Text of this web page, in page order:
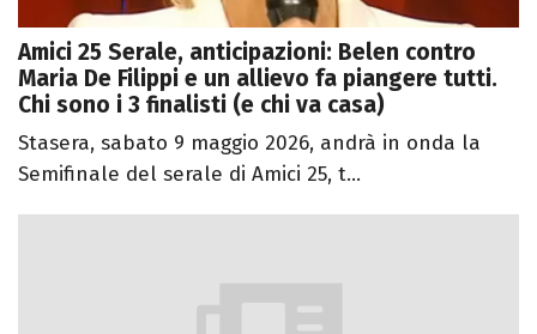
Amici 25 Serale, anticipazioni: Belen contro
Maria De Filippi e un allievo fa piangere tutti.
Chi sono i 3 finalisti (e chi va casa)
Stasera, sabato 9 maggio 2026, andrà in onda la
Semifinale del serale di Amici 25, t...